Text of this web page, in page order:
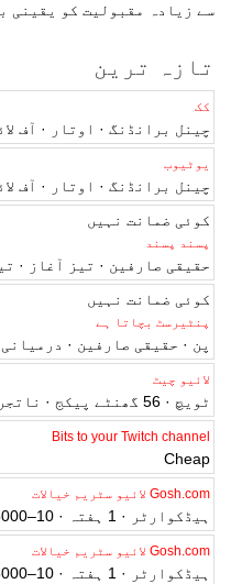
سے زیادہ مقبولیت کو یقینی
تازہ ترین
کک
چینل برانڈنگ · اوتار · آف
یوٹیوب
چینل برانڈنگ · اوتار · آف
کوئی ضمانت نہیں
پسند پسند
حقیقی صارفین · تیز آغاز ·
کوئی ضمانت نہیں
پنٹیرسٹ بچاتا ہے
پن · حقیقی صارفین ·
لائیو چیٹ
ٹویچ · 56 گھنٹے پیکج · ناتجربہ کار · 1 مہینہ
Bits to your Twitch channel
Cheap
Gosh.com لائیو سٹریم خیالات
ہیڈکوارٹر · 1 ہفتہ · 10–5000 · ڈراپ 0-30%
Gosh.com لائیو سٹریم خیالات
ہیڈکوارٹر · 1 ہفتہ · 10–5000 · ڈراپ 0-30%